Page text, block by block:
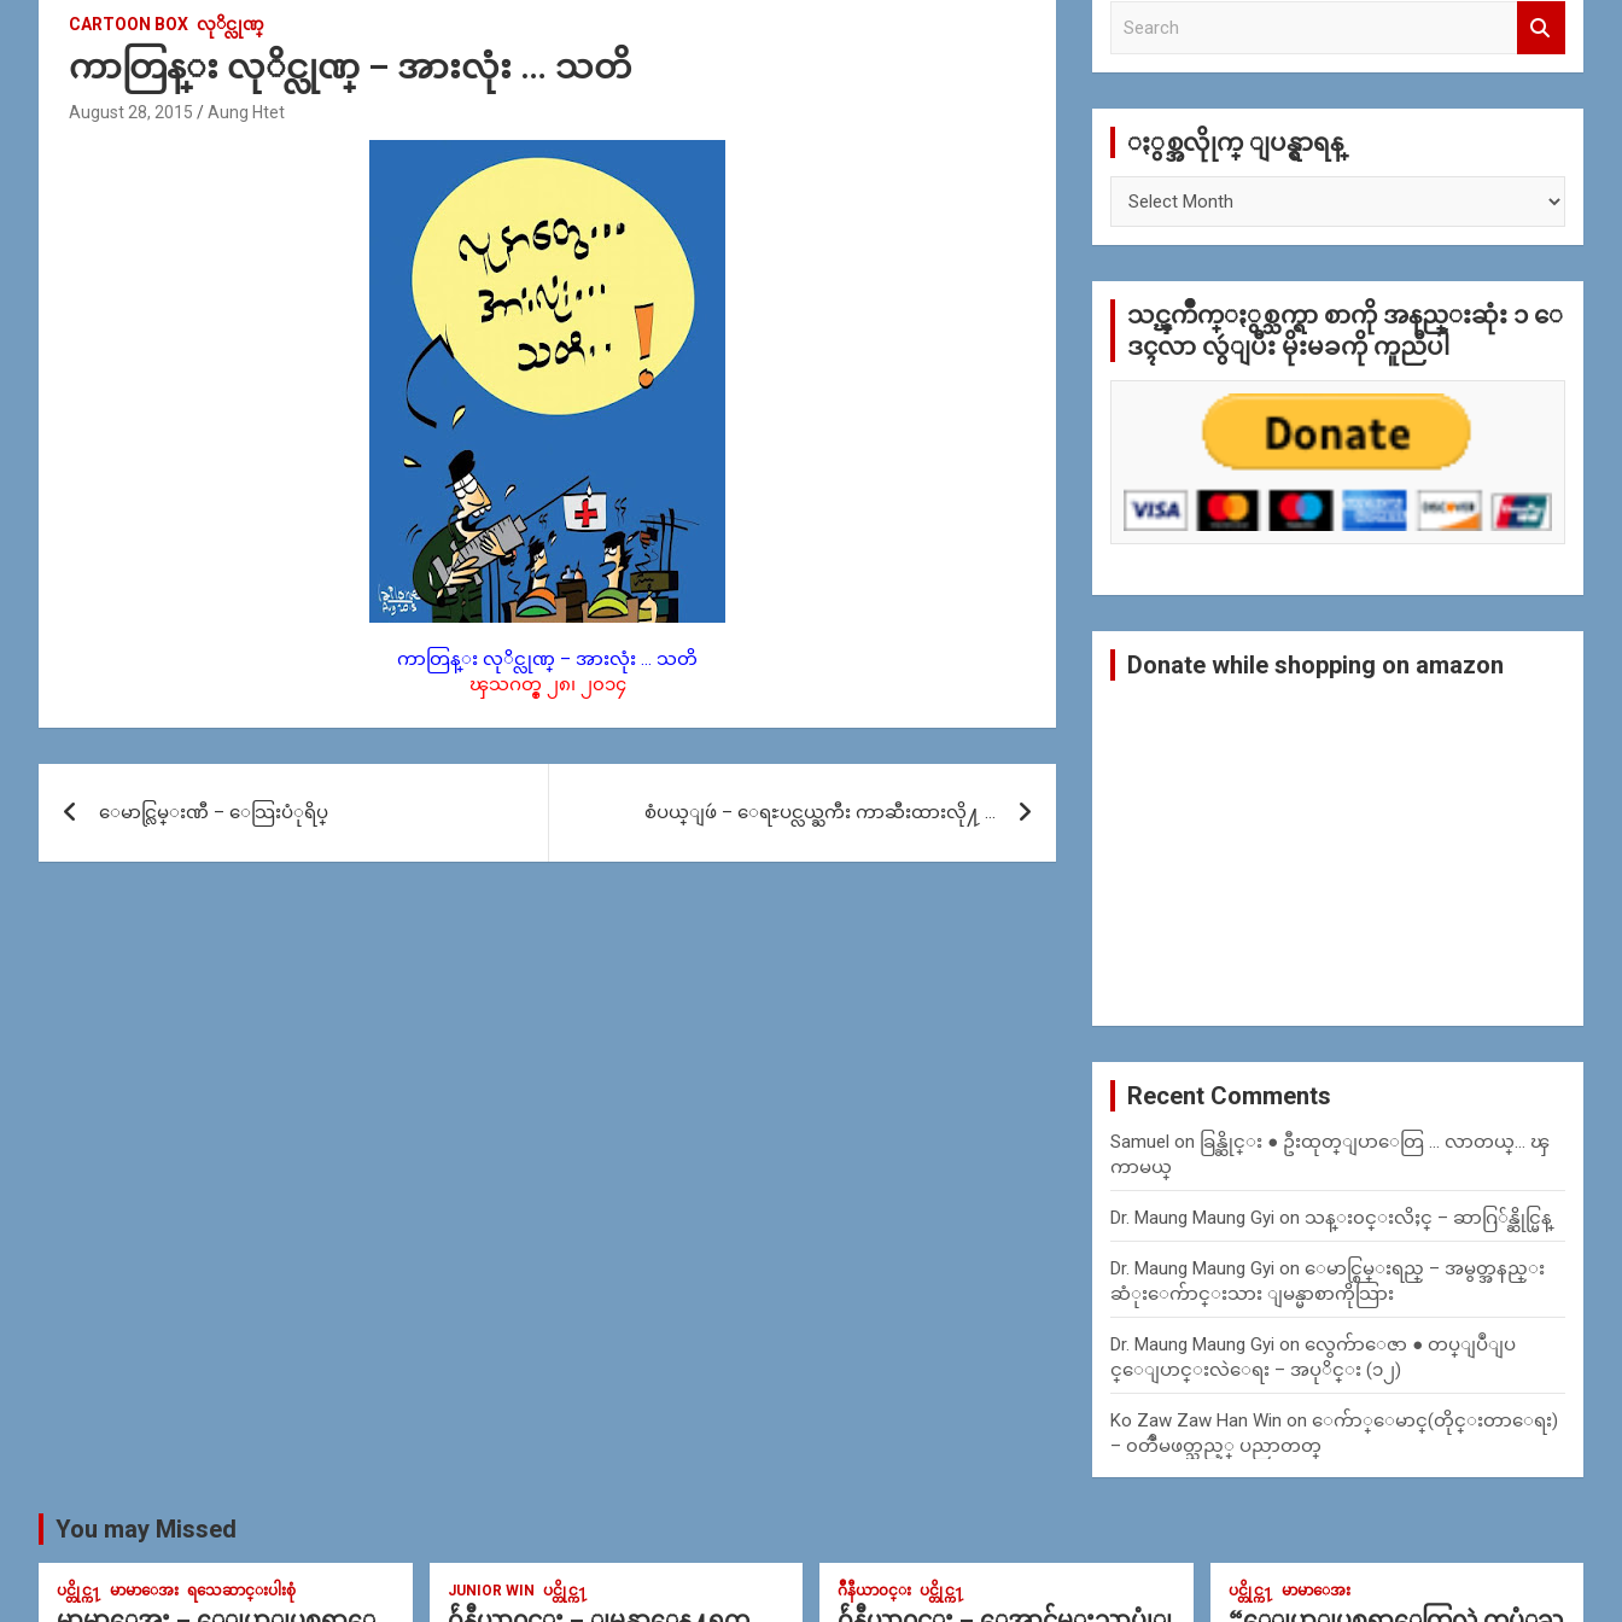
CARTOON BOX လုိင္လုဏ္
ကာတြန္း လုိင္လုဏ္ – အားလုံး … သတိ
August 28, 2015 Aung Htet
ကာတြန္း လုိင္လုဏ္ – အားလုံး … သတိ
ၾသဂတ္စ္ ၂၈၊ ၂၀၁၄
navigation
ေမာင္လြမ္းဏီ – ေသြးပံုရိပ္ စံပယ္ျဖဴ – ေရႊပင္လယ္ႀကီး ကာဆီးထားလို႔ …
c
ႏွစ္အလိုုက္ ျပန္ရွာရန္
က္
န္
သင္ၾကိဳက္ႏွစ္သက္ရာ စာကို အနည္းဆုံး ၁ ေ
ဒၚလာ လွဴျပီး မိုးမခကို ကူညီပါ
Donate while shopping on amazon
Recent Comments
Samuel on ခြန္ဆိုင္း ● ဦးထုတ္ျပာေတြ … လာတယ္… ၾ
ကာမယ္
Dr. Maung Maung Gyi on သန္း၀င္းလိႈင္ – ဆာဂြ်န္ဆိုင္မြန္
Dr. Maung Maung Gyi onေမာင္စြမ္းရည္ – အမွတ္အနည္း
ဆံုးေက်ာင္းသား ျမန္မာစာကိုသြား
Dr. Maung Maung Gyi onလွေက်ာေဇာ ● တပ္ျပဳျပ
င္ေျပာင္းလဲေရး – အပုိင္း (၁၂)
Ko Zaw Zaw Han Win onေက်ာ္ေမာင္(တိုင္းတာေရး)
– ၀တၳဳမဖတ္သည့္ ပညာတတ္
You may Missed
ပင္တိုင္က႑ မာမာေအး ရသေဆာင္းပါးစုံ JUNIOR WIN ပင္တိုင္က႑ ဂ်ဳနီယာ၀င္း ပင္တိုင္က႑ ပင္တိုင္က႑ မာမာေအး